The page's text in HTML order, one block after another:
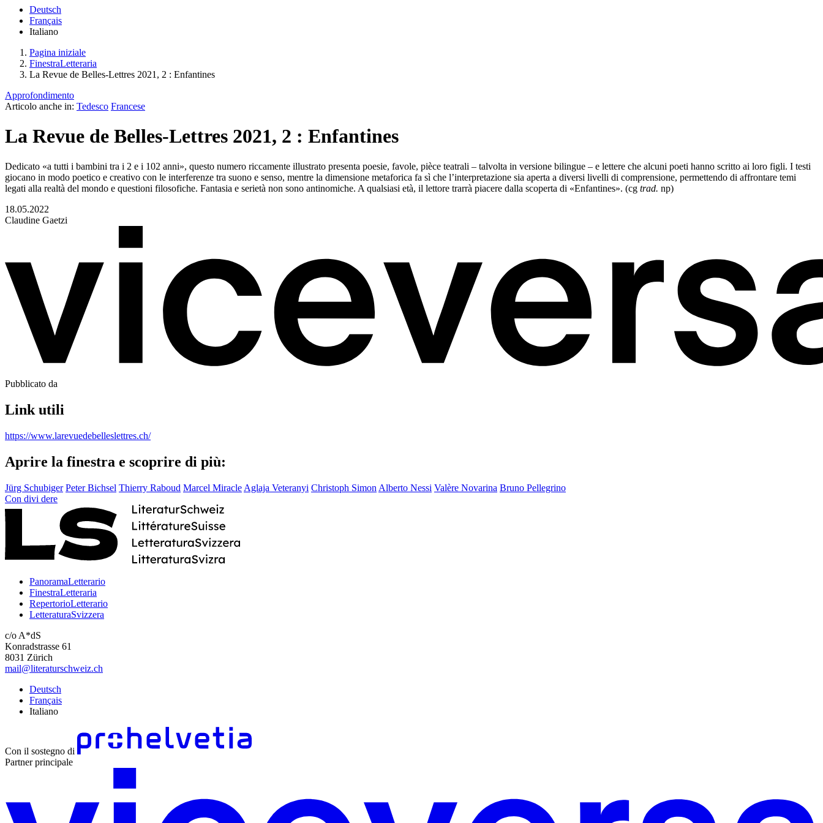
Deutsch
Français
Italiano
Pagina iniziale
FinestraLetteraria
La Revue de Belles-Lettres 2021, 2 : Enfantines
Approfondimento
Articolo anche in: Tedesco Francese
La Revue de Belles-Lettres 2021, 2 : Enfantines
Dedicato «a tutti i bambini tra i 2 e i 102 anni», questo numero riccamente illustrato presenta poesie, favole, pièce teatrali – talvolta in versione bilingue – e lettere che alcuni poeti hanno scritto ai loro figli. I testi
giocano in modo poetico e creativo con le interferenze tra suono e senso, mentre la dimensione metaforica fa sì che l’interpretazione sia aperta a diversi livelli di comprensione, permettendo di affrontare temi
legati alla realtà del mondo e questioni filosofiche. Fantasia e serietà non sono antinomiche. A qualsiasi età, il lettore trarrà piacere dalla scoperta di «Enfantines». (cg trad. np)
18.05.2022
Claudine Gaetzi
Pubblicato da
Link utili
https://www.larevuedebelleslettres.ch/
Aprire la finestra e scoprire di più:
Jürg Schubiger Peter Bichsel Thierry Raboud Marcel Miracle Aglaja Veteranyi Christoph Simon Alberto Nessi Valère Novarina Bruno Pellegrino
Con divi dere
PanoramaLetterario
FinestraLetteraria
RepertorioLetterario
LetteraturaSvizzera
c/o A*dS
Konradstrasse 61
8031 Zürich
mail@literaturschweiz.ch
Deutsch
Français
Italiano
Con il sostegno di
Partner principale